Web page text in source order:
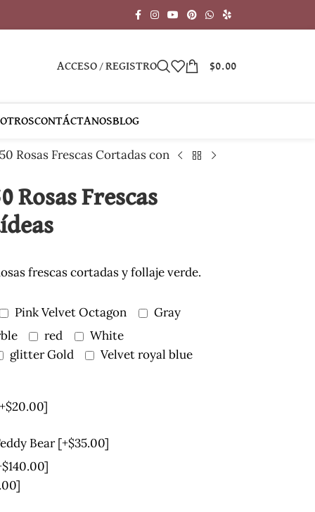
ACCESO / REGISTRO $0.00
CONTÁCTANOSBLOG
Rosas Frescas Cortadas con
Rosas Frescas
frescas cortadas y follaje verde.
Pink Velvet Octagon
Gray
red
White
glitter Gold
Velvet royal blue
Bear[+$35.00]